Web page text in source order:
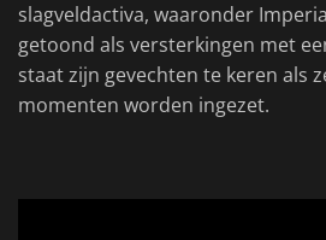
slagveldactiva, waaronder
getoond als versterkingen met
staat zijn gevechten te keren als
momenten worden ingezet.